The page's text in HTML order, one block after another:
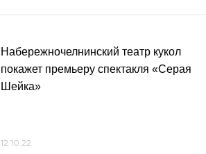
Набережночелнинский театр кукол
покажет премьеру спектакля «Серая
Шейка»
12.10.22